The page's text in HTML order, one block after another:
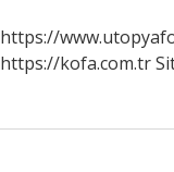
https://
https://kofa.com.tr